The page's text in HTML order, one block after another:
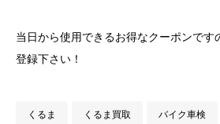
当日から使用できるお得なクーポンです
登録下さい！
くるま くるま買取 バイク車検